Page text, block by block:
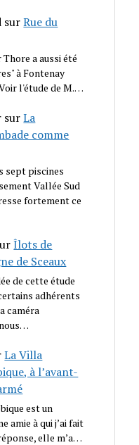
surRue du
a aussi été
à Fontenay
l'étude de M.…
surLa
comme
sept piscines
Vallée Sud
fortement ce
Îlots de
de Sceaux
de cette étude
adhérents
caméra
La Villa
à l’avant-
est un
amie à qui j’ai fait
elle m’a…